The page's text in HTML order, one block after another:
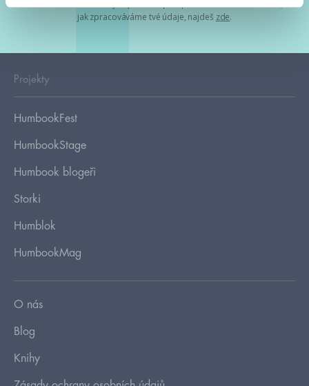
jak zpracováváme tvé údaje, najdeš zde.
Projekty
HumbookFest
HumbookStage
Humbook blogeři
Storki
Humblok
HumbookMag
O nás
Blog
Knihy